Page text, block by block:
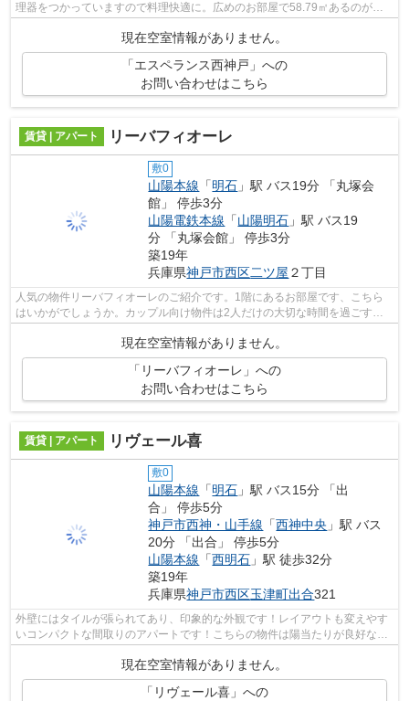
理器をつかっていますので料理快適に。広めのお部屋で58.79㎡あるのが魅
現在空室情報がありません。
「エスペランス西神戸」への
お問い合わせはこちら
賃貸 | アパート リーバフィオーレ
敷0
山陽本線 「明石 」駅 バス19分 「丸塚会
館」 停歩3分
山陽電鉄本線 「山陽明石 」駅 バス19
分 「丸塚会館」 停歩3分
築19年
兵庫県神戸市西区二ツ屋 ２丁目
人気の物件リーバフィオーレのご紹介です。1階にあるお部屋です、こちら
はいかがでしょうか。カップル向け物件は2人だけの大切な時間を過ごす特
別な場所です。用途に合わせて使用がで...
現在空室情報がありません。
「リーバフィオーレ」への
お問い合わせはこちら
賃貸 | アパート リヴェール喜
敷0
山陽本線 「明石 」駅 バス15分 「出
合」 停歩5分
神戸市西神・山手線 「西神中央 」駅 バス
20分 「出合」 停歩5分
山陽本線 「西明石 」駅 徒歩32分
築19年
兵庫県神戸市西区玉津町出合321
外壁にはタイルが張られてあり、印象的な外観です！レイアウトも変えやす
いコンパクトな間取りのアパートです！こちらの物件は陽当たりが良好な賃
現在空室情報がありません。
「リヴェール喜」への